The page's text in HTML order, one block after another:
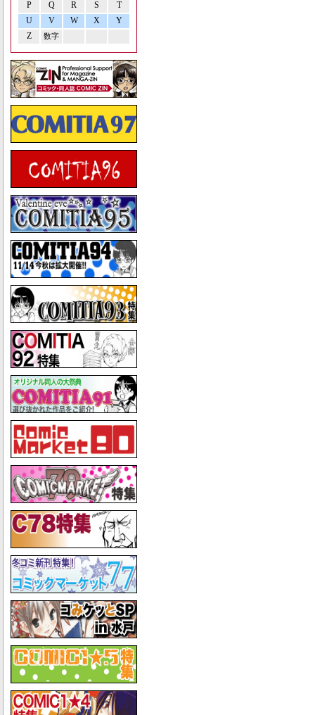
P Q R S
T
U
V W X
Y
Z
数字